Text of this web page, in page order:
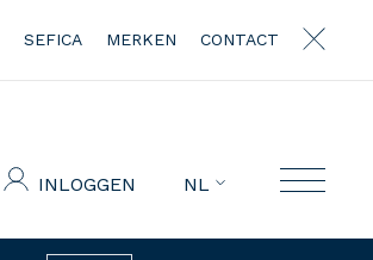
SEFICA MERKEN CONTACT
INLOGGEN NL